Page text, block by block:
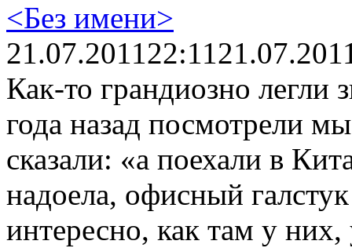
<Без имени>
21.07.201122:11
Как-то грандиозно легли
года назад посмотрели
сказали: «а поехали в
надоела, офисный
интересно, как там у них,